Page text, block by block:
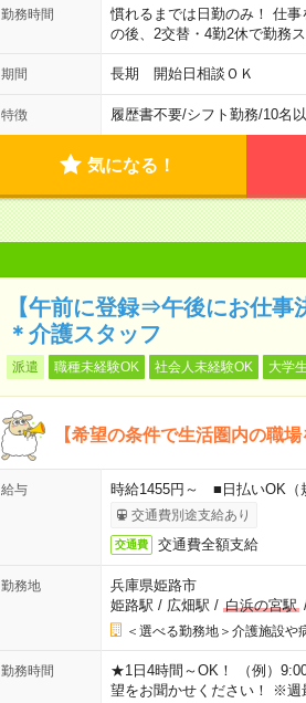
勤務時間
慣れるまでは日勤のみ！ 仕
の後、2交替・4勤2休で勤務
期間 長期 開始日相談ＯＫ
特徴 履歴書不要/シフト勤務/10名
気になる！
【午前に登録⇒午後にお仕事
＊介護スタッフ
派遣 職種未経験OK 社会人未経験OK 大学
【希望の条件で生活圏内の職
給与 時給1455円～ ■日払いOK（
交通費別途支給あり
交通費 交通費全額支給
勤務地
兵庫県姫路市
姫路駅 / 広畑駅 / 白浜の宮駅
＜選べる勤務地＞介護施設
勤務時間
★1日4時間～OK！ （例）
望をお聞かせください！ ※週